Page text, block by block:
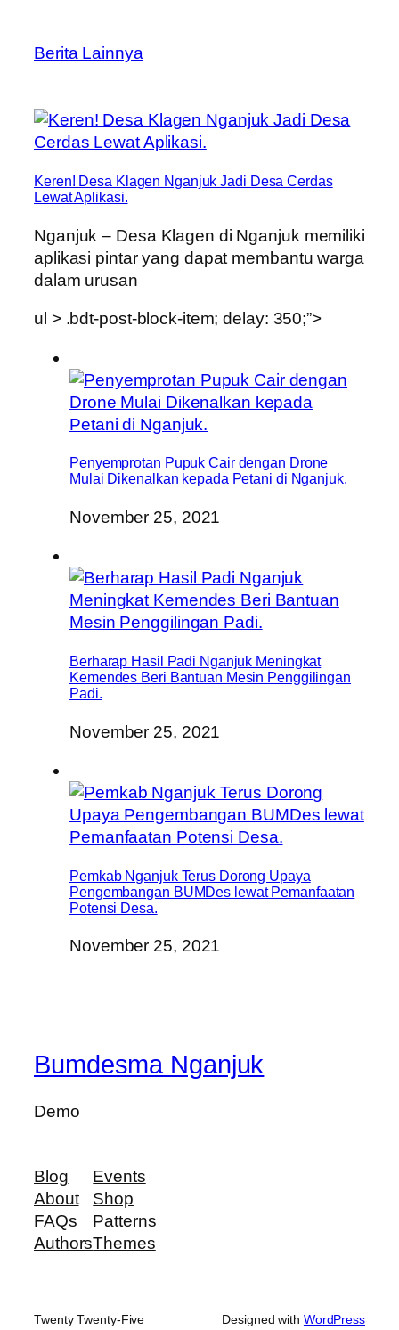
Berita Lainnya
Keren! Desa Klagen Nganjuk Jadi Desa Cerdas
Lewat Aplikasi.
Nganjuk – Desa Klagen di Nganjuk memiliki
aplikasi pintar yang dapat membantu warga
dalam urusan
ul > .bdt-post-block-item; delay: 350;”>
Penyemprotan Pupuk Cair dengan Drone
Mulai Dikenalkan kepada Petani di Nganjuk.
November 25, 2021
Berharap Hasil Padi Nganjuk Meningkat
Kemendes Beri Bantuan Mesin Penggilingan
Padi.
November 25, 2021
Pemkab Nganjuk Terus Dorong Upaya
Pengembangan BUMDes lewat Pemanfaatan
Potensi Desa.
November 25, 2021
Bumdesma Nganjuk
Demo
Blog
About
FAQs
Authors
Events
Shop
Patterns
Themes
Twenty Twenty-Five Designed with WordPress